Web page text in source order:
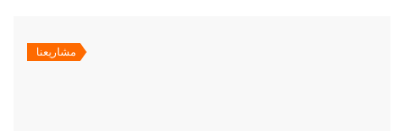
مشاريعنا